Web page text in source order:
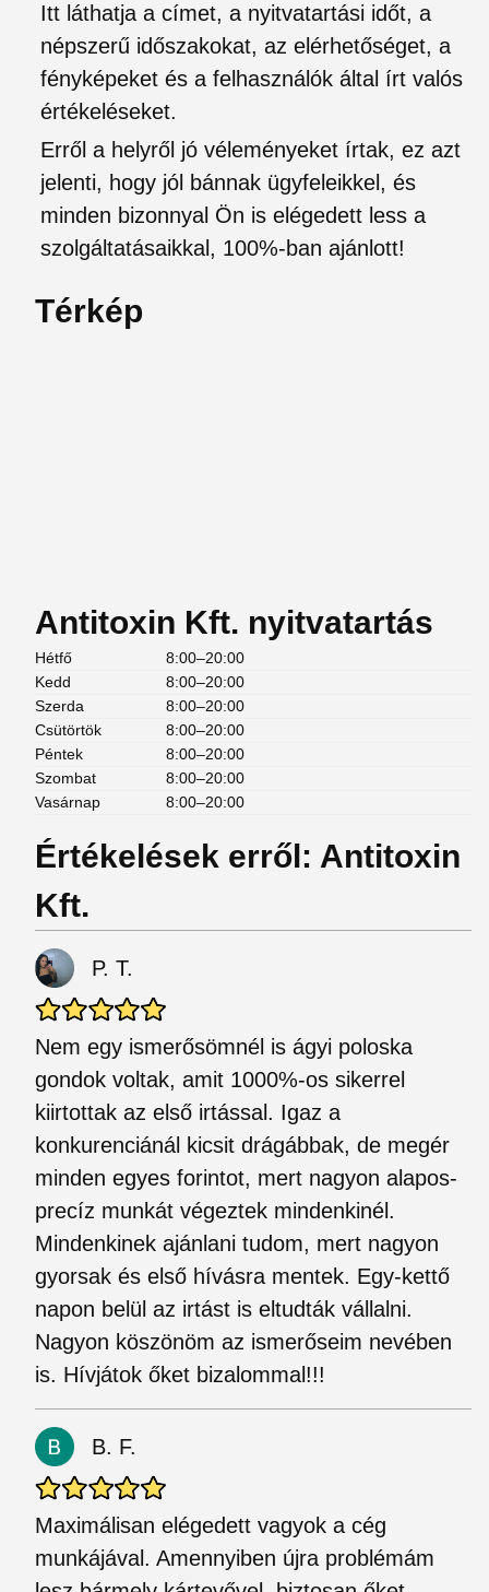
Itt láthatja a címet, a nyitvatartási időt, a
népszerű időszakokat, az elérhetőséget, a
fényképeket és a felhasználók által írt valós
értékeléseket.
Erről a helyről jó véleményeket írtak, ez azt
jelenti, hogy jól bánnak ügyfeleikkel, és
minden bizonnyal Ön is elégedett less a
szolgáltatásaikkal, 100%-ban ajánlott!
Térkép
Antitoxin Kft. nyitvatartás
Hétfő
8:00–20:00
Kedd
8:00–20:00
Szerda
8:00–20:00
Csütörtök
8:00–20:00
Péntek
8:00–20:00
Szombat
8:00–20:00
Vasárnap
8:00–20:00
Értékelések erről: Antitoxin
Kft.
P. T.
Nem egy ismerősömnél is ágyi poloska
gondok voltak, amit 1000%-os sikerrel
kiirtottak az első irtással. Igaz a
konkurenciánál kicsit drágábbak, de megér
minden egyes forintot, mert nagyon alapos-
precíz munkát végeztek mindenkinél.
Mindenkinek ajánlani tudom, mert nagyon
gyorsak és első hívásra mentek. Egy-kettő
napon belül az irtást is eltudták vállalni.
Nagyon köszönöm az ismerőseim nevében
is. Hívjátok őket bizalommal!!!
B. F.
Maximálisan elégedett vagyok a cég
munkájával. Amennyiben újra problémám